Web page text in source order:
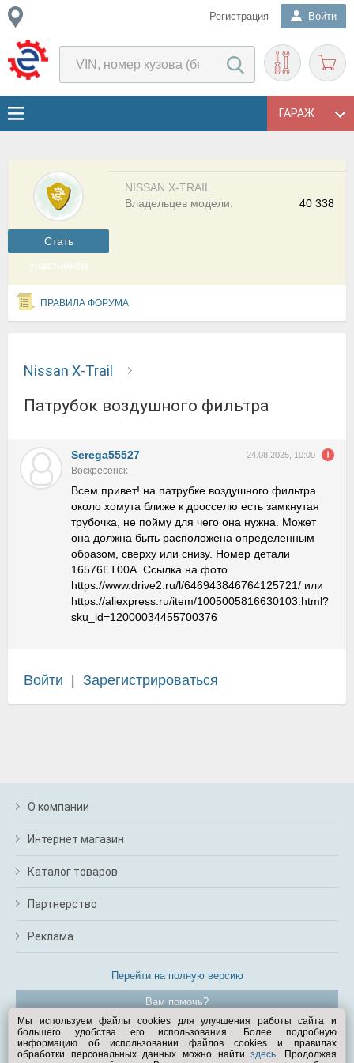
Регистрация Войти
ГАРАЖ
Cтать
участником
NISSAN X-TRAIL
40 338
Владельцев модели:
ПРАВИЛА ФОРУМА
Nissan X-Trail
Патрубок воздушного фильтра
Serega55527 24.08.2025, 10:00
Воскресенск
Всем привет! на патрубке воздушного фильтра
около хомута ближе к дросселю есть замкнутая
трубочка, не пойму для чего она нужна. Может
она должна быть расположена определенным
образом, сверху или снизу. Номер детали
16576ET00A. Ссылка на фото
https://www.drive2.ru/l/646943846764125721/ или
https://aliexpress.ru/item/1005005816630103.html?
sku_id=12000034455700376
Войти Зарегистрироваться
О компании
Интернет магазин
Каталог товаров
Партнерство
Реклама
Перейти на полную версию
Вам помочь?
© Exist.ru 1998—2026
Мы используем файлы cookies для улучшения работы сайта и
большего удобства его использования. Более подробную
информацию об использовании файлов cookies и правилах
обработки персональных данных можно найтиздесь. Продолжая